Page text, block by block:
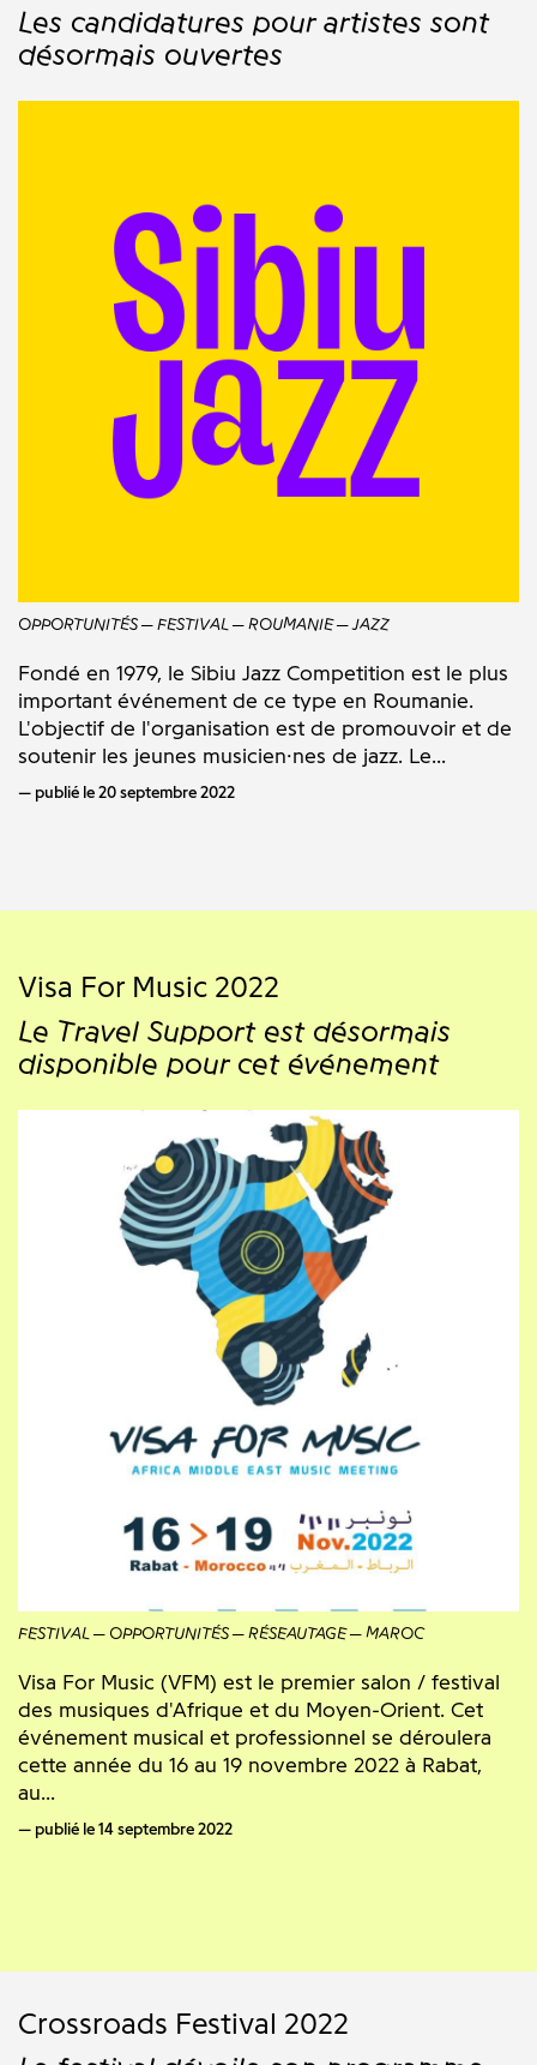
Les candidatures pour artistes sont
désormais ouvertes
OPPORTUNITÉS FESTIVAL ROUMANIE JAZZ
Fondé en 1979, le Sibiu Jazz Competition est le plus
important événement de ce type en Roumanie.
L'objectif de l'organisation est de promouvoir et de
soutenir les jeunes musicien·nes de jazz. Le...
publié le 20 septembre 2022
Visa For Music 2022
Le Travel Support est désormais
disponible pour cet événement
FESTIVAL OPPORTUNITÉS RÉSEAUTAGE MAROC
Visa For Music (VFM) est le premier salon / festival
des musiques d'Afrique et du Moyen-Orient. Cet
événement musical et professionnel se déroulera
cette année du 16 au 19 novembre 2022 à Rabat,
au...
publié le 14 septembre 2022
Crossroads Festival 2022